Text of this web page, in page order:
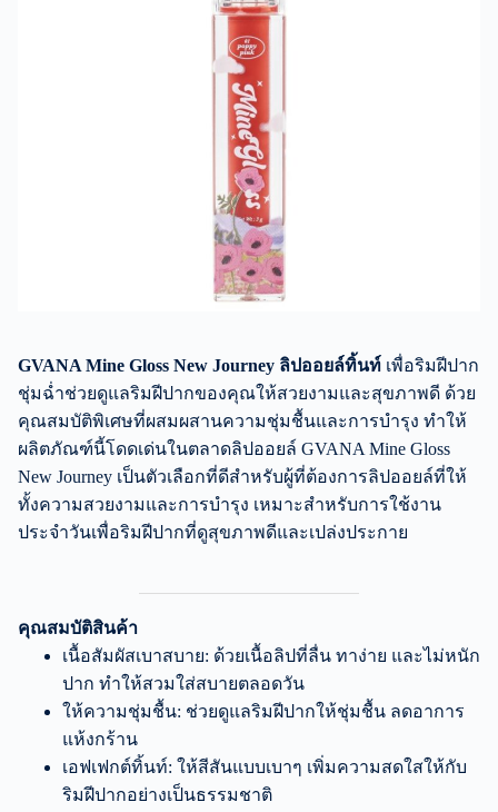
GVANA Mine Gloss New Journey ลิปออยล์ทิ้นท์ เพื่อริมฝีปาก
ชุ่มฉ่ำช่วยดูแลริมฝีปากของคุณให้สวยงามและสุขภาพดี ด้วย
คุณสมบัติพิเศษที่ผสมผสานความชุ่มชื้นและการบำรุง ทำให้
ผลิตภัณฑ์นี้โดดเด่นในตลาดลิปออยล์ GVANA Mine Gloss
New Journey เป็นตัวเลือกที่ดีสำหรับผู้ที่ต้องการลิปออยล์ที่ให้
ทั้งความสวยงามและการบำรุง เหมาะสำหรับการใช้งาน
ประจำวันเพื่อริมฝีปากที่ดูสุขภาพดีและเปล่งประกาย
คุณสมบัติสินค้า
เนื้อสัมผัสเบาสบาย: ด้วยเนื้อลิปที่ลื่น ทาง่าย และไม่หนัก
ปาก ทำให้สวมใส่สบายตลอดวัน
ให้ความชุ่มชื้น: ช่วยดูแลริมฝีปากให้ชุ่มชื้น ลดอาการ
แห้งกร้าน
เอฟเฟกต์ทิ้นท์: ให้สีสันแบบเบาๆ เพิ่มความสดใสให้กับ
ริมฝีปากอย่างเป็นธรรมชาติ